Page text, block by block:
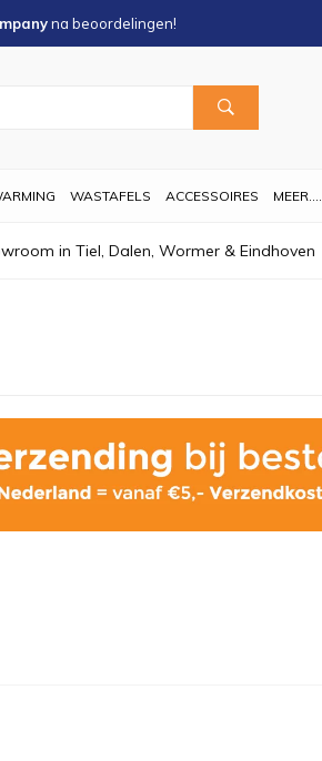
na beoordelingen!
WASTAFELS ACCESSOIRES MEER....
in Tiel, Dalen, Wormer & Eindhoven